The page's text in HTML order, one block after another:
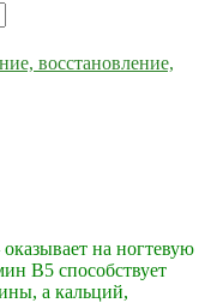
восстановление,
на ногтевую
B5 способствует
а кальций,